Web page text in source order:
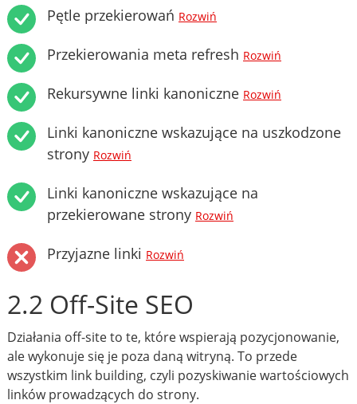
Pętle przekierowań Rozwiń
Przekierowania meta refresh Rozwiń
Rekursywne linki kanoniczne Rozwiń
Linki kanoniczne wskazujące na uszkodzone
strony Rozwiń
Linki kanoniczne wskazujące na
przekierowane strony Rozwiń
Przyjazne linki Rozwiń
2.2 Off-Site SEO
Działania off-site to te, które wspierają pozycjonowanie,
ale wykonuje się je poza daną witryną. To przede
wszystkim link building, czyli pozyskiwanie wartościowych
linków prowadzących do strony.